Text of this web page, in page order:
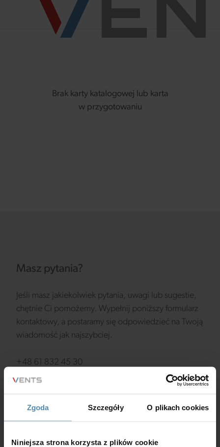
Zgoda Szczegóły O plikach cookies
Niniejsza strona korzysta z plików cookie
Brak karty katalogowej lub karta
w przygotowaniu
Masz pytania?
Jeśli masz jakiekolwiek pytania, uwagi lub sugestie,
chętnie Ci pomożemy. Wypełnij poniższy formularz
kontaktowy, a postaramy się odpowiedzieć na Twoją
wiadomość jak najszybciej.
+48 61 832 45 30
biuro@vents-group.pl